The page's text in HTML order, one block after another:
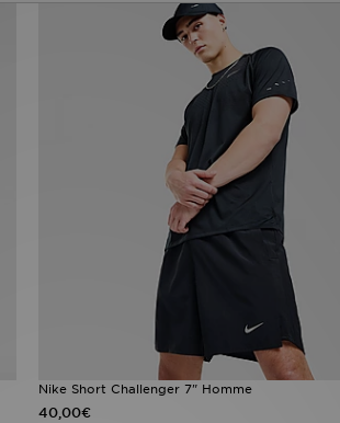
Nike Short Challenger 7" Homme
40,00€